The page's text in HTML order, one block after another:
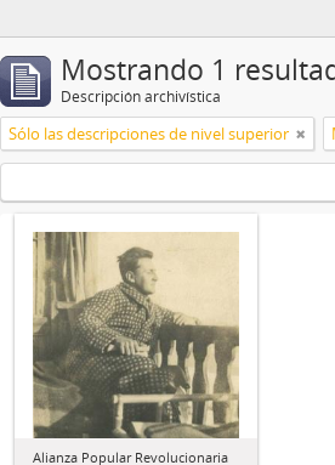
Mostrando 1
Descripción archivística
Sólo las descripciones de nivel superior
Alianza Popular Revolucionaria